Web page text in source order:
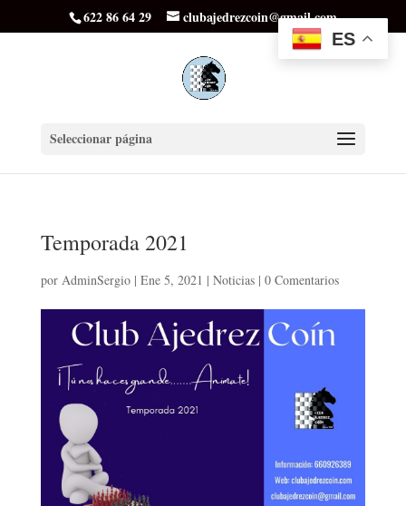
622 86 64 29 clubajedrezcoin@gmail.com
Seleccionar página
Temporada 2021
por AdminSergio| Ene 5, 2021 | Noticias| 0 Comentarios
ES